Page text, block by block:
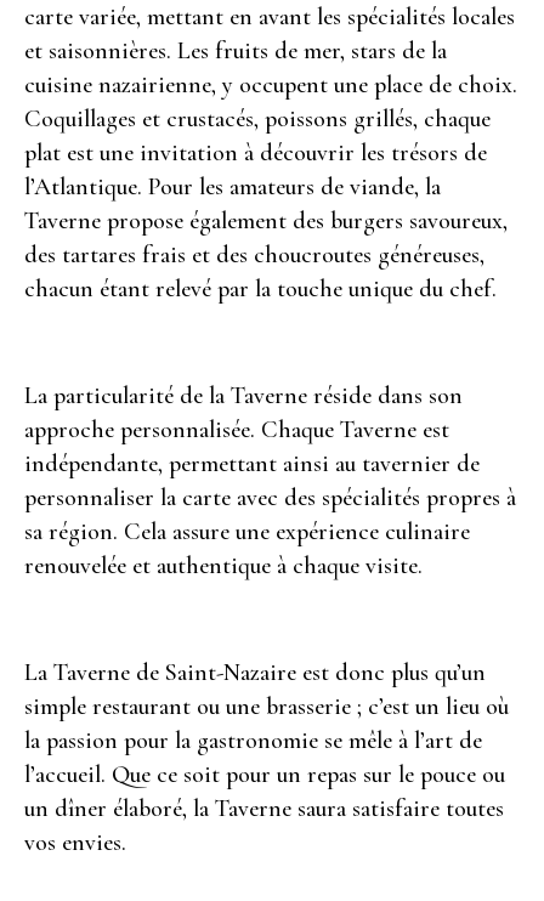
carte variée, mettant en avant les spécialités locales
et saisonnières. Les fruits de mer, stars de la
cuisine nazairienne, y occupent une place de choix.
Coquillages et crustacés, poissons grillés, chaque
plat est une invitation à découvrir les trésors de
l’Atlantique. Pour les amateurs de viande, la
Taverne propose également des burgers savoureux,
des tartares frais et des choucroutes généreuses,
chacun étant relevé par la touche unique du chef.
La particularité de la Taverne réside dans son
approche personnalisée. Chaque Taverne est
indépendante, permettant ainsi au tavernier de
personnaliser la carte avec des spécialités propres à
sa région. Cela assure une expérience culinaire
renouvelée et authentique à chaque visite.
La Taverne de Saint-Nazaire est donc plus qu’un
simple restaurant ou une brasserie ; c’est un lieu où
la passion pour la gastronomie se mêle à l’art de
l’accueil. Que ce soit pour un repas sur le pouce ou
un dîner élaboré, la Taverne saura satisfaire toutes
vos envies.